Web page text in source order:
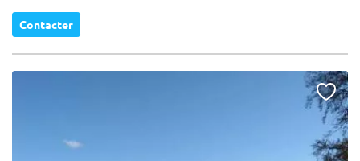
Contacter